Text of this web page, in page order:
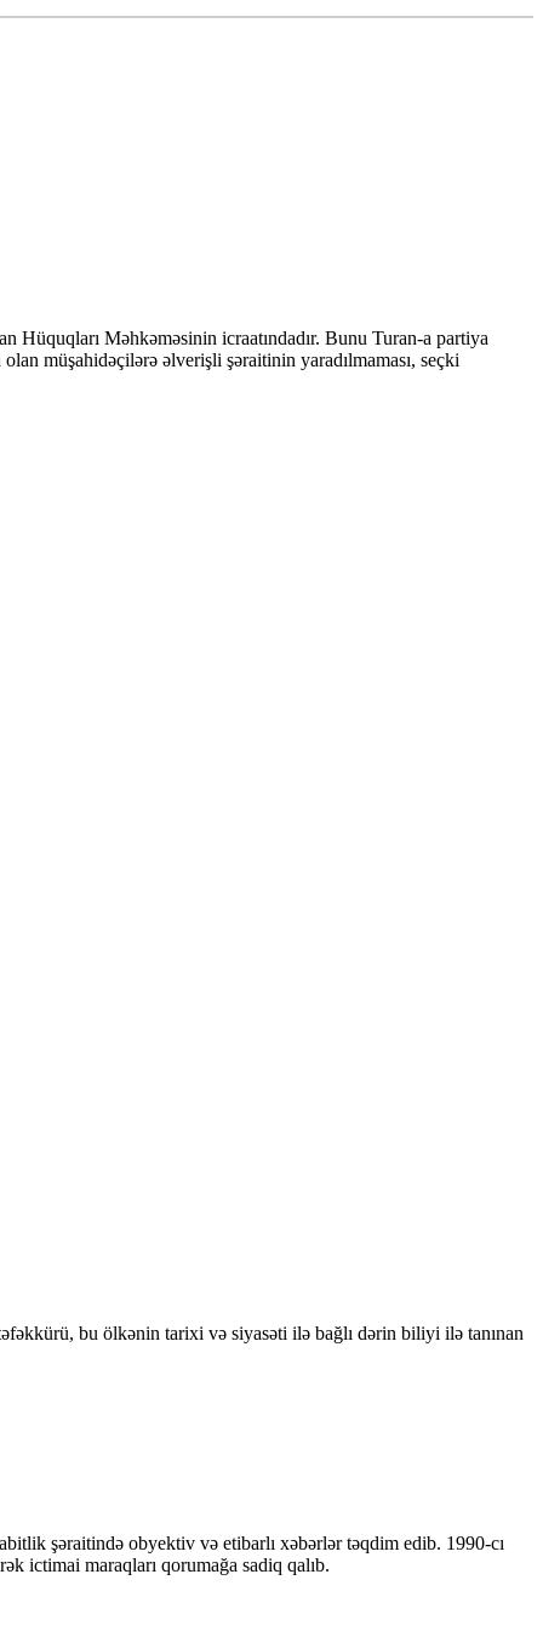
Məhkəməsinin icraatındadır. Bunu Turan-a partiya
müşahidəçilərə əlverişli şəraitinin yaradılmaması, seçki
bu ölkənin tarixi və siyasəti ilə bağlı dərin biliyi ilə tanınan
şəraitində obyektiv və etibarlı xəbərlər təqdim edib. 1990-cı
ictimai maraqları qorumağa sadiq qalıb.